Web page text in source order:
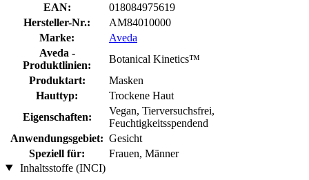
EAN:
018084975619
Hersteller-Nr.:
AM84010000
Marke:
Aveda
Aveda -
Produktlinien:
Botanical Kinetics™
Produktart:
Masken
Hauttyp:
Trockene Haut
Eigenschaften:
Vegan, Tierversuchsfrei,
Feuchtigkeitsspendend
Anwendungsgebiet: Gesicht
Speziell für:
Frauen, Männer
Inhaltsstoffe (INCI)